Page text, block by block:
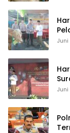
Juni
Juni